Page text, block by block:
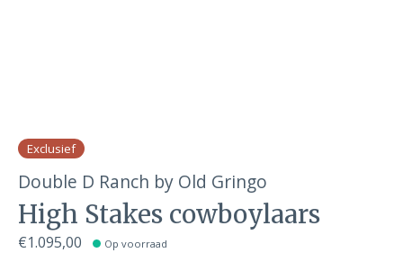
Exclusief
Double D Ranch by Old Gringo
High Stakes cowboylaars
€1.095,00 Op voorraad